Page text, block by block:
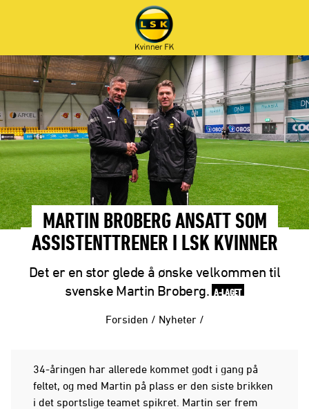
MARTIN BROBERG ANSATT SOM
ASSISTENTTRENER I LSK KVINNER
Det er en stor glede å ønske velkommen til
svenske Martin Broberg. A-LAGET
Forsiden / Nyheter /
34-åringen har allerede kommet godt i gang på
feltet, og med Martin på plass er den siste brikken
i det sportslige teamet spikret. Martin ser frem